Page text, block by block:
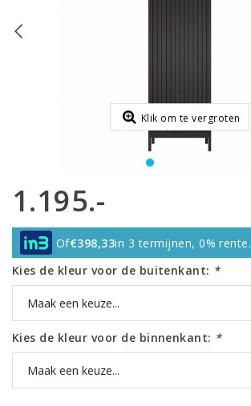
Klik om te vergroten
1.195.-
Of€398,33in 3 termijnen, 0% rente.
Kies de kleur voor de buitenkant: *
Kies de kleur voor de binnenkant: *